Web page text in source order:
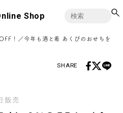
Shop
！／今年も酒と肴 あくびのおせちを発
SHARE
販売